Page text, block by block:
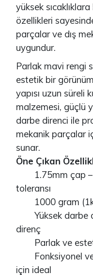
yüksek sıcaklıklara
özellikleri
parçalar ve dış
uygundur.
Parlak mavi rengi
estetik bir görünüm
yapısı uzun süreli
malzemesi, güçlü
darbe direnci ile
mekanik parçalar
sunar.
Öne Çıkan
1.75mm çap –
toleransı
1000 gram
Yüksek darbe
direnç
Parlak ve
Fonksiyonel ve
için ideal